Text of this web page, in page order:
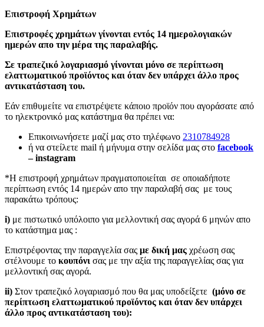
Επιστροφή Χρημάτων
Επιστροφές χρημάτων γίνονται εντός 14 ημερολογιακών
ημερών απο την μέρα της παραλαβής.
Σε τραπεζικό λογαριασμό γίνονται μόνο σε περίπτωση
ελαττωματικού προϊόντος και όταν δεν υπάρχει άλλο προς
αντικατάσταση του.
Εάν επιθυμείτε να επιστρέψετε κάποιο προϊόν που αγοράσατε από
το ηλεκτρονικό μας κατάστημα θα πρέπει να:
Επικοινωνήσετε μαζί μας στο τηλέφωνο 2310784928
ή να στείλετε mail ή μήνυμα στην σελίδα μας στο facebook
– instagram
*Η επιστροφή χρημάτων πραγματοποιείται σε οποιαδήποτε
περίπτωση εντός 14 ημερών απο την παραλαβή σας με τους
παρακάτω τρόπους:
i) με πιστωτικό υπόλοιπο για μελλοντική σας αγορά 6 μηνών απο
το κατάστημα μας :
Επιστρέφοντας την παραγγελία σας με δική μας χρέωση σας
στέλνουμε το κουπόνι σας με την αξία της παραγγελίας σας για
μελλοντική σας αγορά.
ii) Στον τραπεζικό λογαριασμό που θα μας υποδείξετε (μόνο σε
περίπτωση ελαττωματικού προϊόντος και όταν δεν υπάρχει
άλλο προς αντικατάσταση του):